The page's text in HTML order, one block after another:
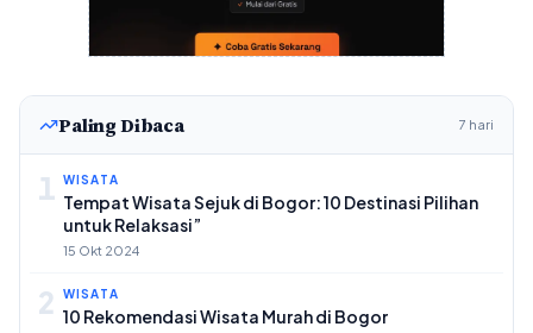
Paling Dibaca 7 hari
1 WISATA
Tempat Wisata Sejuk di Bogor: 10 Destinasi Pilihan
untuk Relaksasi”
15 Okt 2024
2 WISATA
10 Rekomendasi Wisata Murah di Bogor